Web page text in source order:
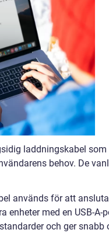
laddningskabel
behov. De
används för att
enheter med en USB-A-
och ger snabb